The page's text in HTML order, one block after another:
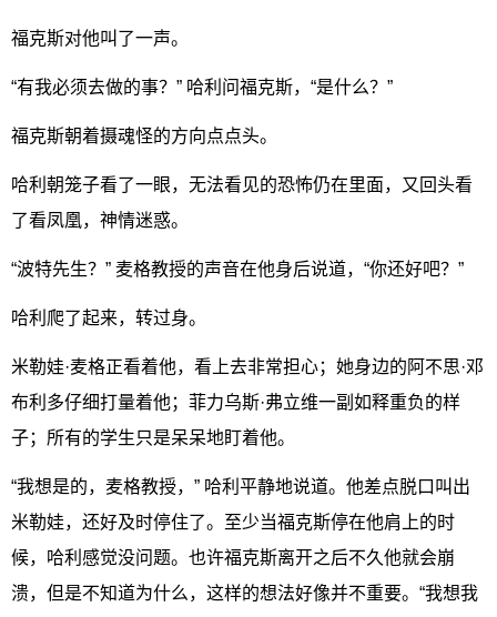
福克斯对他叫了一声。
“有我必须去做的事？” 哈利问福克斯，“是什么？”
福克斯朝着摄魂怪的方向点点头。
哈利朝笼子看了一眼，无法看见的恐怖仍在里面，又回头看
了看凤凰，神情迷惑。
“波特先生？” 麦格教授的声音在他身后说道，“你还好吧？”
哈利爬了起来，转过身。
米勒娃·麦格正看着他，看上去非常担心；她身边的阿不思·邓
布利多仔细打量着他；菲力乌斯·弗立维一副如释重负的样
子；所有的学生只是呆呆地盯着他。
“我想是的，麦格教授，” 哈利平静地说道。他差点脱口叫出
米勒娃，还好及时停住了。至少当福克斯停在他肩上的时
候，哈利感觉没问题。也许福克斯离开之后不久他就会崩
溃，但是不知道为什么，这样的想法好像并不重要。“我想我